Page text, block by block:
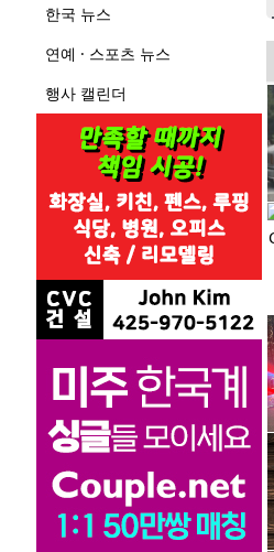
한국 뉴스
연예 · 스포츠 뉴스
행사 캘린더